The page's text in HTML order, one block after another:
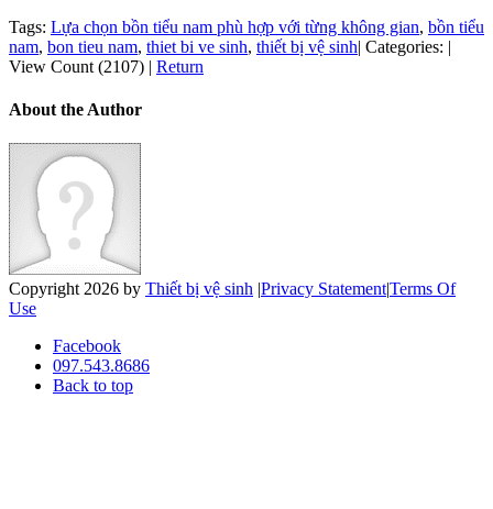
Tags: Lựa chọn bồn tiểu nam phù hợp với từng không gian, bồn tiểu
nam, bon tieu nam, thiet bi ve sinh, thiết bị vệ sinh| Categories: |
View Count (2107) | Return
About the Author
Copyright 2026 by Thiết bị vệ sinh |Privacy Statement|Terms Of
Use
Facebook
097.543.8686
Back to top